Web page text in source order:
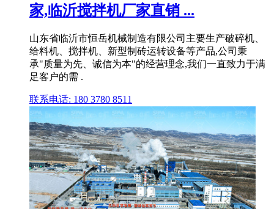
家,临沂搅拌机厂家直销 ...
山东省临沂市恒岳机械制造有限公司主要生产破碎机、
给料机、搅拌机、新型制砖运转设备等产品,公司秉
承"质量为先、诚信为本"的经营理念,我们一直致力于满
足客户的需 .
联系电话: 180 3780 8511